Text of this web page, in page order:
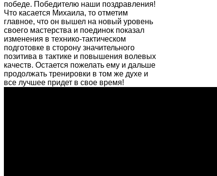
победе. Победителю наши поздравления!
Что касается Михаила, то отметим
главное, что он вышел на новый уровень
своего мастерства и поединок показал
изменения в технико-тактическом
подготовке в сторону значительного
позитива в тактике и повышения волевых
качеств. Остается пожелать ему и дальше
продолжать тренировки в том же духе и
все лучшее придет в свое время!